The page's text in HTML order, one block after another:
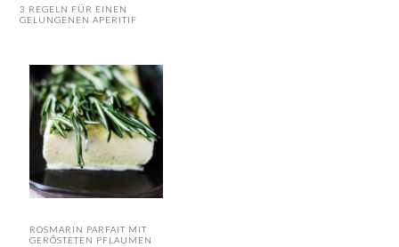
3 REGELN FÜR EINEN
GELUNGENEN APERITIF
ROSMARIN PARFAIT MIT
GERÖSTETEN PFLAUMEN